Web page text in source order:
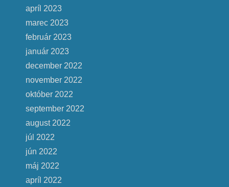
apríl 2023
marec 2023
február 2023
január 2023
december 2022
november 2022
október 2022
september 2022
august 2022
júl 2022
jún 2022
máj 2022
apríl 2022